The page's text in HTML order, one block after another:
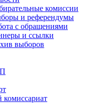
комиссии
и референдумы
с обращениями
и ссылки
выборов